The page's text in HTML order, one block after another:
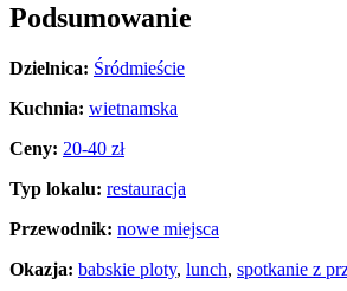
Podsumowanie
Dzielnica: Śródmieście
Kuchnia: wietnamska
Ceny: 20-40 zł
Typ lokalu: restauracja
Przewodnik: nowe miejsca
Okazja: babskie ploty, lunch, spotkanie z